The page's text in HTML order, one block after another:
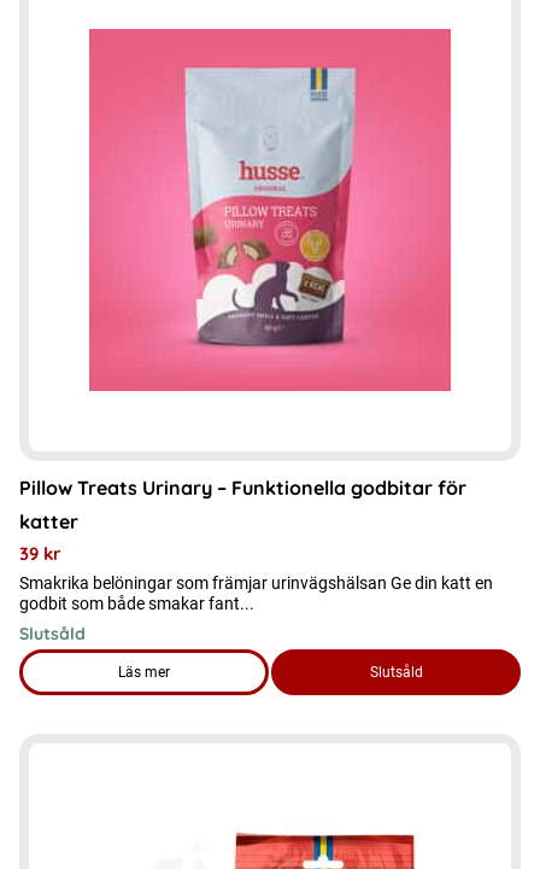
Pillow Treats Urinary – Funktionella godbitar för
katter
39 kr
Smakrika belöningar som främjar urinvägshälsan Ge din katt en
godbit som både smakar fant...
Slutsåld
Läs mer
om produkten Pillow Treats Urinary – Funktionella godbitar
Slutsåld